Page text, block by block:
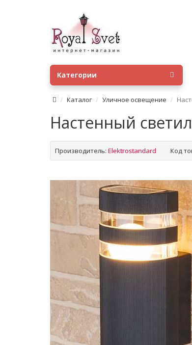
Категории
Каталог Уличное освещение
Настенный
Производитель: Elektrostandard Код